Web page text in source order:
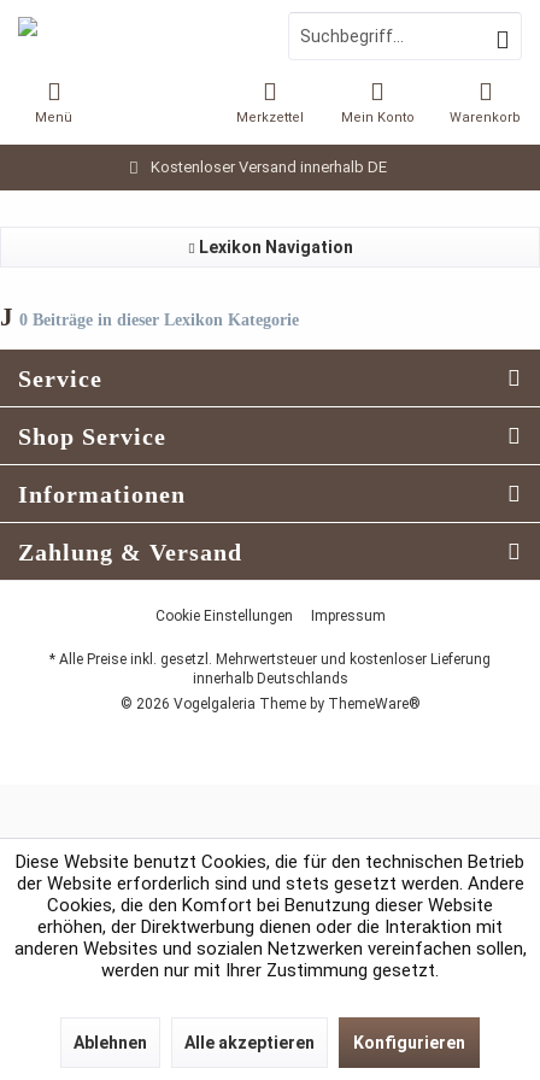
Kostenloser Versand innerhalb DE
Warenkorb
Merkzettel Mein Konto
Menü
Lexikon Navigation
J 0 Beiträge in dieser Lexikon Kategorie
Service
Shop Service
Informationen
Zahlung & Versand
Cookie Einstellungen Impressum
* Alle Preise inkl. gesetzl. Mehrwertsteuer und kostenloser Lieferung
innerhalb Deutschlands
© 2026 Vogelgaleria Theme by ThemeWare®
Diese Website benutzt Cookies, die für den technischen Betrieb
der Website erforderlich sind und stets gesetzt werden. Andere
Cookies, die den Komfort bei Benutzung dieser Website
erhöhen, der Direktwerbung dienen oder die Interaktion mit
anderen Websites und sozialen Netzwerken vereinfachen sollen,
werden nur mit Ihrer Zustimmung gesetzt.
Ablehnen Alle akzeptieren Konfigurieren